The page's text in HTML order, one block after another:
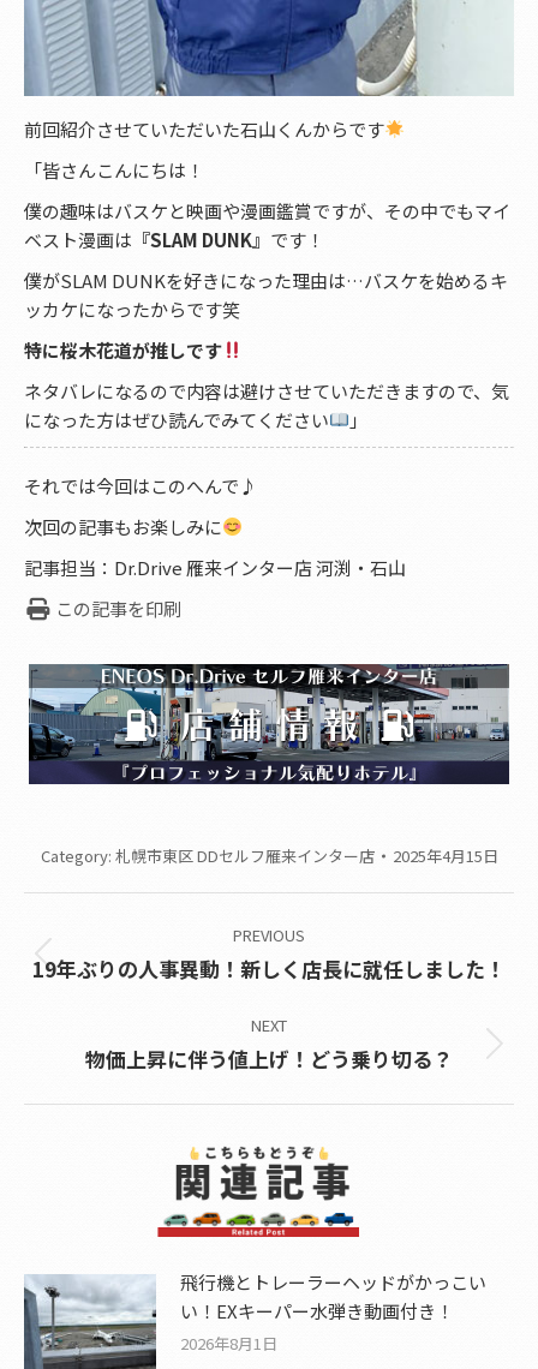
前回紹介させていただいた石山くんからです
「皆さんこんにちは！
僕の趣味はバスケと映画や漫画鑑賞ですが、その中でもマイ
ベスト漫画は 『SLAM DUNK』 です！
僕がSLAM DUNKを好きになった理由は…バスケを始めるキ
ッカケになったからです笑
特に桜木花道が推しです
ネタバレになるので内容は避けさせていただきますので、気
になった方はぜひ読んでみてください
」
それでは今回はこのへんで♪
次回の記事もお楽しみに
記事担当：Dr.Drive 雁来インター店 河渕・石山
この記事を印刷
Category: 札幌市東区 DDセルフ雁来インター店 2025年4月15日
navigation
PREVIOUS
Previous
19年ぶりの人事異動！新しく店長に就任しました！
NEXT
Next
物価上昇に伴う値上げ！どう乗り切る？
飛行機とトレーラーヘッドがかっこい
い！EXキーパー水弾き動画付き！
2026年8月1日